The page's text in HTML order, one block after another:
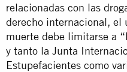
relacionadas con las
derecho internacional, el
muerte debe limitarse a
y tanto la Junta
Estupefacientes como